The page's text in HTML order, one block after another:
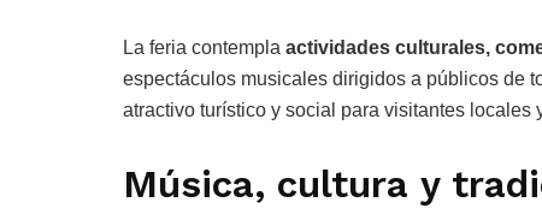
La feria contempla actividades culturales,
espectáculos musicales dirigidos a públicos de
atractivo turístico y social para visitantes locales
Música, cultura y